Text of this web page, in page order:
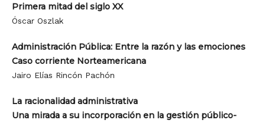
Primera mitad del siglo XX
Óscar Oszlak
Administración Pública: Entre la razón y las emociones
Caso corriente Norteamericana
Jairo Elías Rincón Pachón
La racionalidad administrativa
Una mirada a su incorporación en la gestión público-